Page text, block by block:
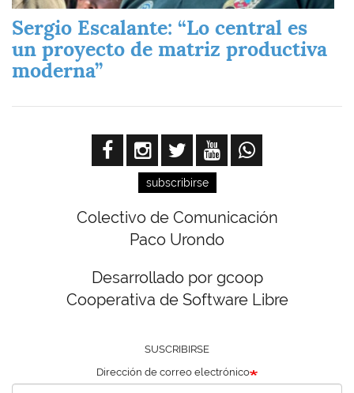
Sergio Escalante: “Lo central es
un proyecto de matriz productiva
moderna”
subscribirse
Colectivo de Comunicación
Paco Urondo
Desarrollado por gcoop
Cooperativa de Software Libre
SUSCRIBIRSE
Dirección de correo electrónico